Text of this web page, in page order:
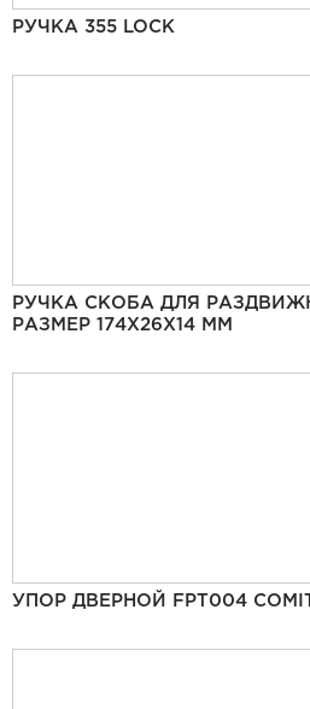
РУЧКА 355 LOCK
РУЧКА СКОБА ДЛЯ
РАЗМЕР 174Х26Х14 ММ
УПОР ДВЕРНОЙ FPT004